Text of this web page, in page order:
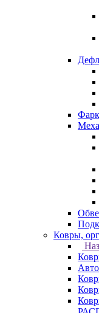
Ковры,